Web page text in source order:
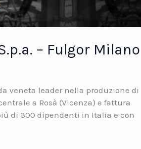
– Fulgor Milano
veneta leader nella produzione di
a Rosà (Vicenza) e fattura
di 300 dipendenti in Italia e con